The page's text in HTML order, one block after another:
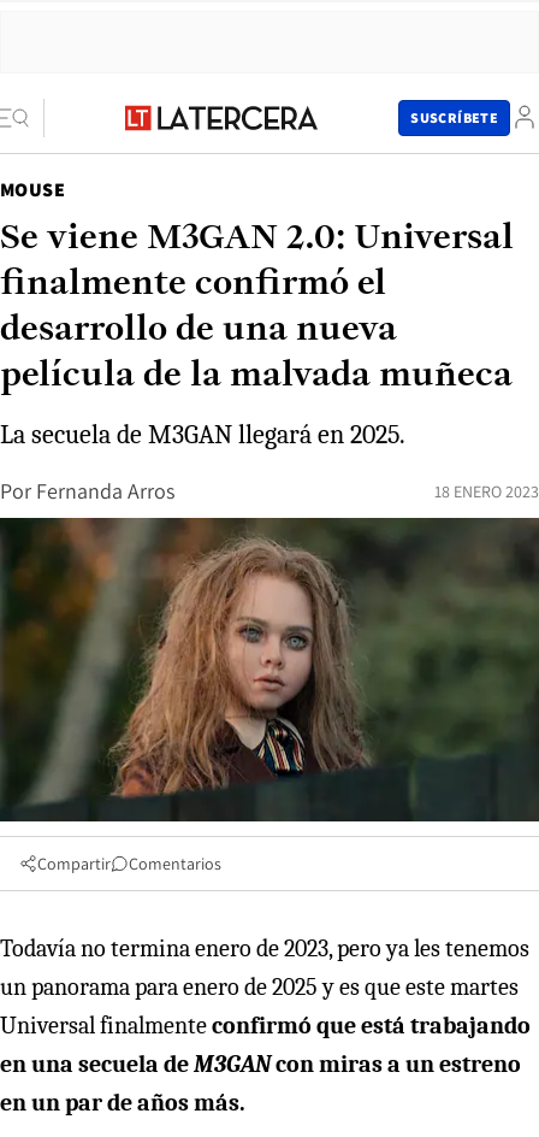
SUSCRÍBETE
MOUSE
Se viene M3GAN 2.0: Universal
finalmente confirmó el
desarrollo de una nueva
película de la malvada muñeca
La secuela de M3GAN llegará en 2025.
Por Fernanda Arros 18 ENERO 2023
Compartir Comentarios
Todavía no termina enero de 2023, pero ya les tenemos
un panorama para enero de 2025 y es que este martes
Universal finalmenteconfirmó que está trabajando
en una secuela deM3GANcon miras a un estreno
en un par de años más.